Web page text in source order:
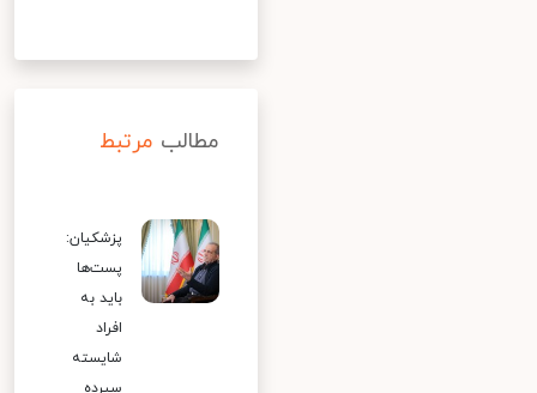
مطالب مرتبط
پزشکیان:
پست‌ها
باید به
افراد
شایسته
سپرده